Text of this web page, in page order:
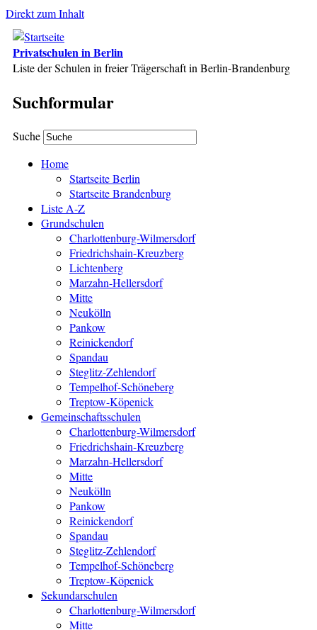
Direkt zum Inhalt
Privatschulen in Berlin
Liste der Schulen in freier Trägerschaft in Berlin-Brandenburg
Suchformular
Suche
Home
Startseite Berlin
Startseite Brandenburg
Liste A-Z
Grundschulen
Charlottenburg-Wilmersdorf
Friedrichshain-Kreuzberg
Lichtenberg
Marzahn-Hellersdorf
Mitte
Neukölln
Pankow
Reinickendorf
Spandau
Steglitz-Zehlendorf
Tempelhof-Schöneberg
Treptow-Köpenick
Gemeinschaftsschulen
Charlottenburg-Wilmersdorf
Friedrichshain-Kreuzberg
Marzahn-Hellersdorf
Mitte
Neukölln
Pankow
Reinickendorf
Spandau
Steglitz-Zehlendorf
Tempelhof-Schöneberg
Treptow-Köpenick
Sekundarschulen
Charlottenburg-Wilmersdorf
Mitte